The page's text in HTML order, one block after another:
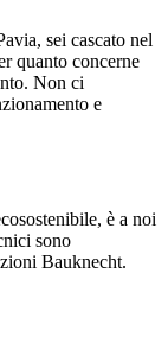
sei cascato nel
quanto concerne
Non ci
e
è a noi
sono
Bauknecht.